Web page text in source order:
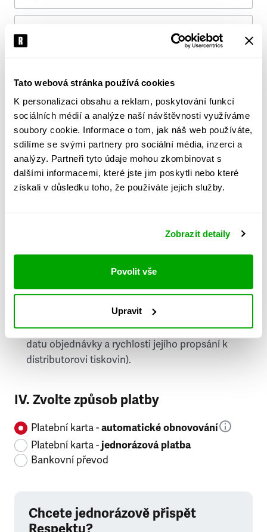
Tato webová stránka používá cookies
K personalizaci obsahu a reklam, poskytování funkcí
sociálních médií a analýze naší návštěvnosti využíváme
soubory cookie. Informace o tom, jak náš web používáte,
sdílíme se svými partnery pro sociální média, inzerci a
analýzy. Partneři tyto údaje mohou zkombinovat s
dalšími informacemi, které jste jim poskytli nebo které
získali v důsledku toho, že používáte jejich služby.
Zobrazit detaily
Povolit vše
Upravit
Ulice
Město
PSČ
Stát
doručování týdeníku Respekt v tištěné verzi, na
první vydání ve vaší schránce se můžete těšit
příští, nejpozději přespříští týden (v závislosti na
datu objednávky a rychlosti jejího propsání k
distributorovi tiskovin).
IV. Zvolte způsob platby
Platební karta -automatické obnovování
Platební karta -jednorázová platba
Bankovní převod
Chcete jednorázově přispět
Respektu?